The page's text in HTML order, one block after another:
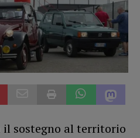
il sostegno al territorio